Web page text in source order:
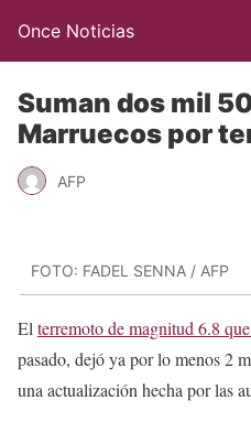
Once Noticias
Suman dos mil
Marruecos por
AFP
FOTO: FADEL SENNA / AFP
El terremoto de magnitud 6.8
pasado, dejó ya por lo menos 2
una actualización hecha por las